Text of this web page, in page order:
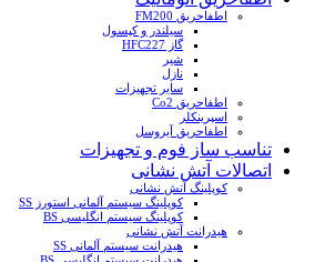
اطفاحریق FM200
سیلندر و کپسول
گاز HFC227
شیر
نازل
سایر تجهیزات
اطفاحریق Co2
اسپرینکلر
اطفاحریق آیروسل
تناسب ساز فوم و تجهیزات
اتصالات آتش نشانی
کوپلینگ آتش نشانی
کوپلینگ سیستم آلمانی استورز SS
کوپلینگ سیستم انگلیسی BS
هیدرانت آتش نشانی
هیدرانت سیستم آلمانی SS